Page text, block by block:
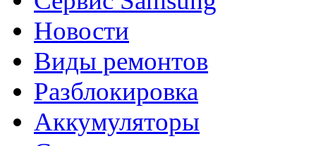
Новости
Виды ремонтов
Разблокировка
Аккумуляторы